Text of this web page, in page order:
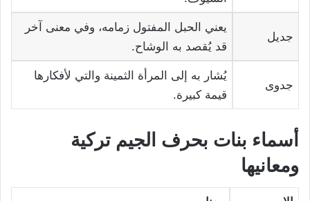
جديل
يعني الحبل المفتول زمامه، وفي معنى آخر
قد يُقصد به الوشاح.
جدوى
يُشار به إلى المرأة الثمينة والتي لأفكارها
قيمة كبيرة.
أسماء بنات بحرف الجيم تركية
ومعانيها